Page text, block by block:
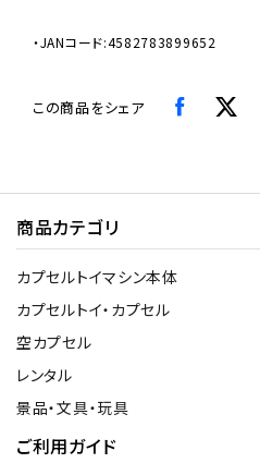
・JANコード:4582783899652
この商品をシェア
商品カテゴリ
カプセルトイマシン本体
カプセルトイ・カプセル
空カプセル
レンタル
景品・文具・玩具
ご利用ガイド